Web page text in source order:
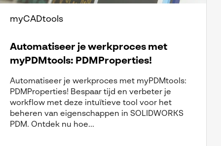
myCADtools
Automatiseer je werkproces met
myPDMtools: PDMProperties!
Automatiseer je werkproces met myPDMtools:
PDMProperties! Bespaar tijd en verbeter je
workflow met deze intuïtieve tool voor het
beheren van eigenschappen in SOLIDWORKS
PDM. Ontdek nu hoe...